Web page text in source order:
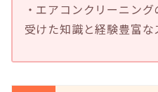
・エアコンクリーニン
受けた知識と経験豊富な